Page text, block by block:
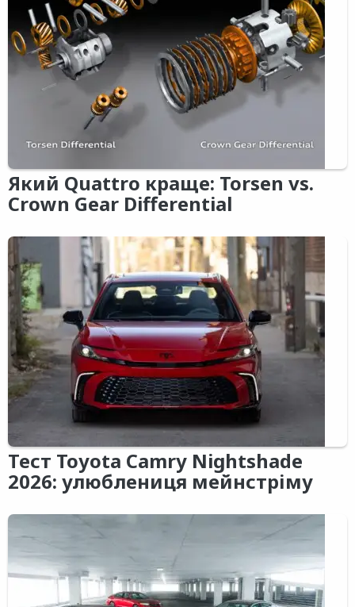
Який Quattro краще: Torsen vs.
Crown Gear Differential
Тест Toyota Camry Nightshade
2026: улюблениця мейнстріму